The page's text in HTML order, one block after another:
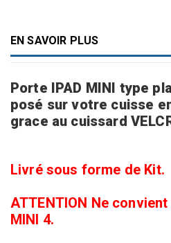
EN SAVOIR PLUS
Porte IPAD MINI type
posé sur votre cuisse
grace au cuissard
Livré sous forme de Kit.
ATTENTION Ne
MINI 4.